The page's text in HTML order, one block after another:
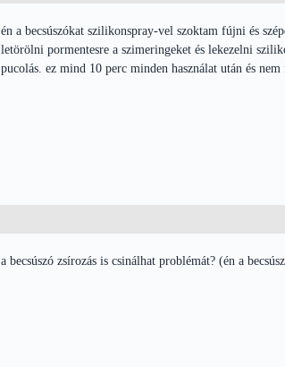
én a becsúszókat szilikonspray-vel szoktam fújni és
letörölni pormentesre a szimeringeket és lekezelni
pucolás. ez mind 10 perc minden használat után és
a becsúszó zsírozás is csinálhat problémát? (én a